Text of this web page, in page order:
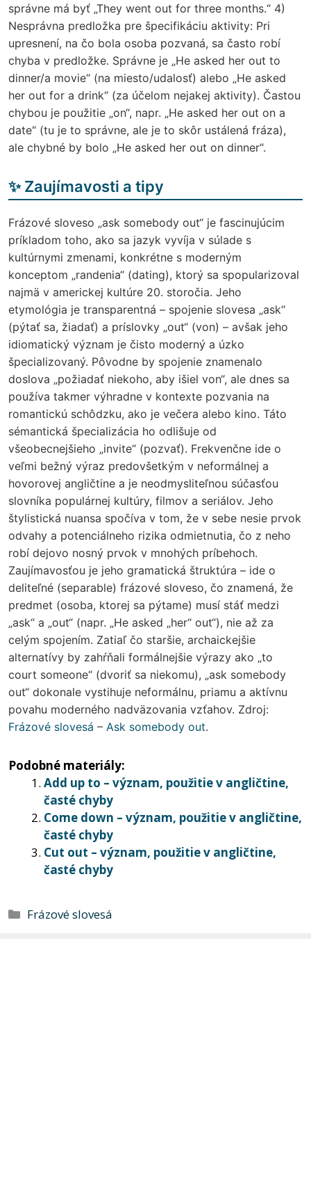
správne má byť „They went out for three months.“ 4)
Nesprávna predložka pre špecifikáciu aktivity: Pri
upresnení, na čo bola osoba pozvaná, sa často robí
chyba v predložke. Správne je „He asked her out to
dinner/a movie“ (na miesto/udalosť) alebo „He asked
her out for a drink“ (za účelom nejakej aktivity). Častou
chybou je použitie „on“, napr. „He asked her out on a
date“ (tu je to správne, ale je to skôr ustálená fráza),
ale chybné by bolo „He asked her out on dinner“.
✨ Zaujímavosti a tipy
Frázové sloveso „ask somebody out“ je fascinujúcim
príkladom toho, ako sa jazyk vyvíja v súlade s
kultúrnymi zmenami, konkrétne s moderným
konceptom „randenia“ (dating), ktorý sa spopularizoval
najmä v americkej kultúre 20. storočia. Jeho
etymológia je transparentná – spojenie slovesa „ask“
(pýtať sa, žiadať) a príslovky „out“ (von) – avšak jeho
idiomatický význam je čisto moderný a úzko
špecializovaný. Pôvodne by spojenie znamenalo
doslova „požiadať niekoho, aby išiel von“, ale dnes sa
používa takmer výhradne v kontexte pozvania na
romantickú schôdzku, ako je večera alebo kino. Táto
sémantická špecializácia ho odlišuje od
všeobecnejšieho „invite“ (pozvať). Frekvenčne ide o
veľmi bežný výraz predovšetkým v neformálnej a
hovorovej angličtine a je neodmysliteľnou súčasťou
slovníka populárnej kultúry, filmov a seriálov. Jeho
štylistická nuansa spočíva v tom, že v sebe nesie prvok
odvahy a potenciálneho rizika odmietnutia, čo z neho
robí dejovo nosný prvok v mnohých príbehoch.
Zaujímavosťou je jeho gramatická štruktúra – ide o
deliteľné (separable) frázové sloveso, čo znamená, že
predmet (osoba, ktorej sa pýtame) musí stáť medzi
„ask“ a „out“ (napr. „He asked „her“ out“), nie až za
celým spojením. Zatiaľ čo staršie, archaickejšie
alternatívy by zahŕňali formálnejšie výrazy ako „to
court someone“ (dvoriť sa niekomu), „ask somebody
out“ dokonale vystihuje neformálnu, priamu a aktívnu
povahu moderného nadväzovania vzťahov. Zdroj:
Frázové slovesá – Ask somebody out.
Podobné materiály:
Add up to – význam, použitie v angličtine,
časté chyby
Come down – význam, použitie v angličtine,
časté chyby
Cut out – význam, použitie v angličtine,
časté chyby
Kategórie
Frázové slovesá